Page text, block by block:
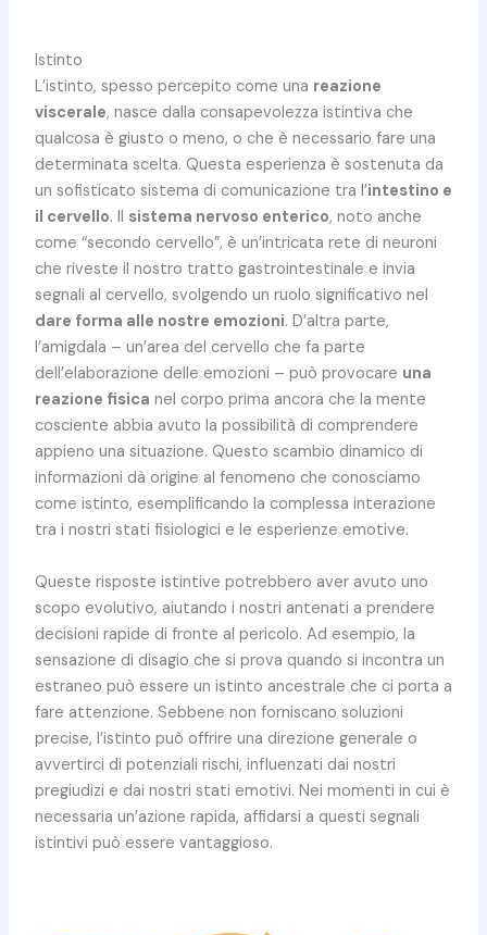
Istinto
L’istinto, spesso percepito come una reazione
viscerale, nasce dalla consapevolezza istintiva che
qualcosa è giusto o meno, o che è necessario fare una
determinata scelta. Questa esperienza è sostenuta da
un sofisticato sistema di comunicazione tra l’intestino e
il cervello. Il sistema nervoso enterico, noto anche
come “secondo cervello”, è un’intricata rete di neuroni
che riveste il nostro tratto gastrointestinale e invia
segnali al cervello, svolgendo un ruolo significativo nel
dare forma alle nostre emozioni. D’altra parte,
l’amigdala – un’area del cervello che fa parte
dell’elaborazione delle emozioni – può provocare una
reazione fisica nel corpo prima ancora che la mente
cosciente abbia avuto la possibilità di comprendere
appieno una situazione. Questo scambio dinamico di
informazioni dà origine al fenomeno che conosciamo
come istinto, esemplificando la complessa interazione
tra i nostri stati fisiologici e le esperienze emotive.
Queste risposte istintive potrebbero aver avuto uno
scopo evolutivo, aiutando i nostri antenati a prendere
decisioni rapide di fronte al pericolo. Ad esempio, la
sensazione di disagio che si prova quando si incontra un
estraneo può essere un istinto ancestrale che ci porta a
fare attenzione. Sebbene non forniscano soluzioni
precise, l’istinto può offrire una direzione generale o
avvertirci di potenziali rischi, influenzati dai nostri
pregiudizi e dai nostri stati emotivi. Nei momenti in cui è
necessaria un’azione rapida, affidarsi a questi segnali
istintivi può essere vantaggioso.